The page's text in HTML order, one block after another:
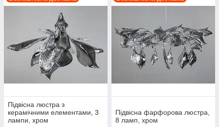
Підвісна люстра з
керамічними елементами, 3
лампи, хром
Підвісна фарфорова люстра,
8 ламп, хром